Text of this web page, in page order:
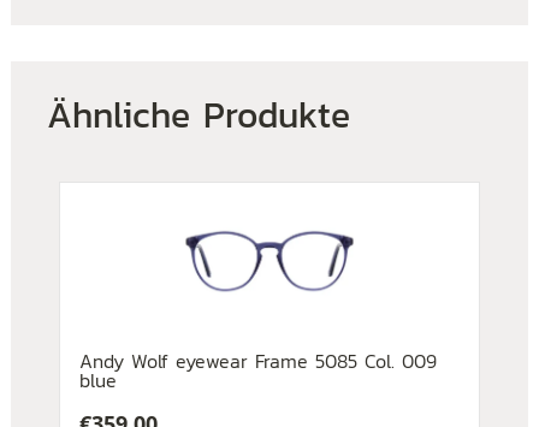
Ähnliche Produkte
Andy Wolf eyewear Frame 5085 Col. 009
blue